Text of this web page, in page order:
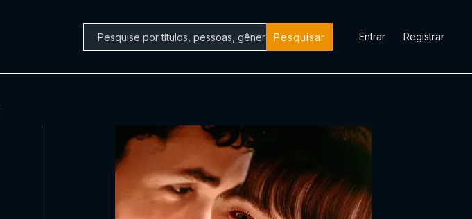
Pesquisar Entrar Registrar